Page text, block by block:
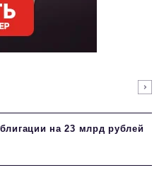
на 23 млрд рублей